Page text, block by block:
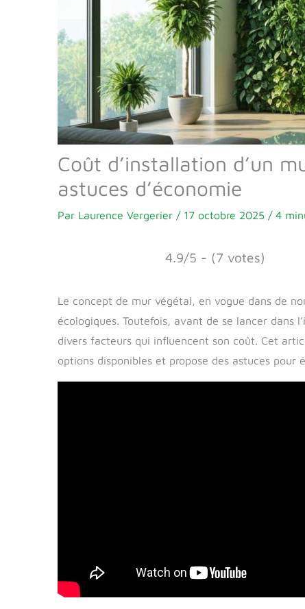
Coût d’installation d’un
astuces d’économie
Par Laurence Vergerier / 17 octobre 2025 / 4
4.9/5 - (7 votes)
Le concept de mur végétal, en vogue dans de
écologiques. Toutefois, avant de se lancer dans
divers facteurs qui influencent son coût. Cet
options disponibles et propose des astuces pour